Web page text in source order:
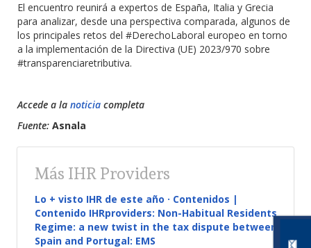
El encuentro reunirá a expertos de España, Italia y Grecia
para analizar, desde una perspectiva comparada, algunos de
los principales retos del #DerechoLaboral europeo en torno
a la implementación de la Directiva (UE) 2023/970 sobre
#transparenciaretributiva.
Accede a la noticia completa
Fuente: Asnala
Más IHR Providers
Lo + visto IHR de este año · Contenidos |
Contenido IHRproviders: Non-Habitual Residents
Regime: a new twist in the tax dispute between
Spain and Portugal: EMS